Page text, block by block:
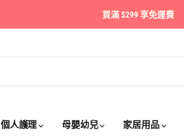
買滿 $299 享免運費
個人護理 母嬰幼兒 家居用品